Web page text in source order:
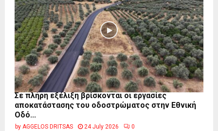
Σε πλήρη εξέλιξη βρίσκονται οι εργασίες
αποκατάστασης του οδοστρώματος στην Εθνική
Οδό...
by AGGELOS DRITSAS 24 July 2026 0